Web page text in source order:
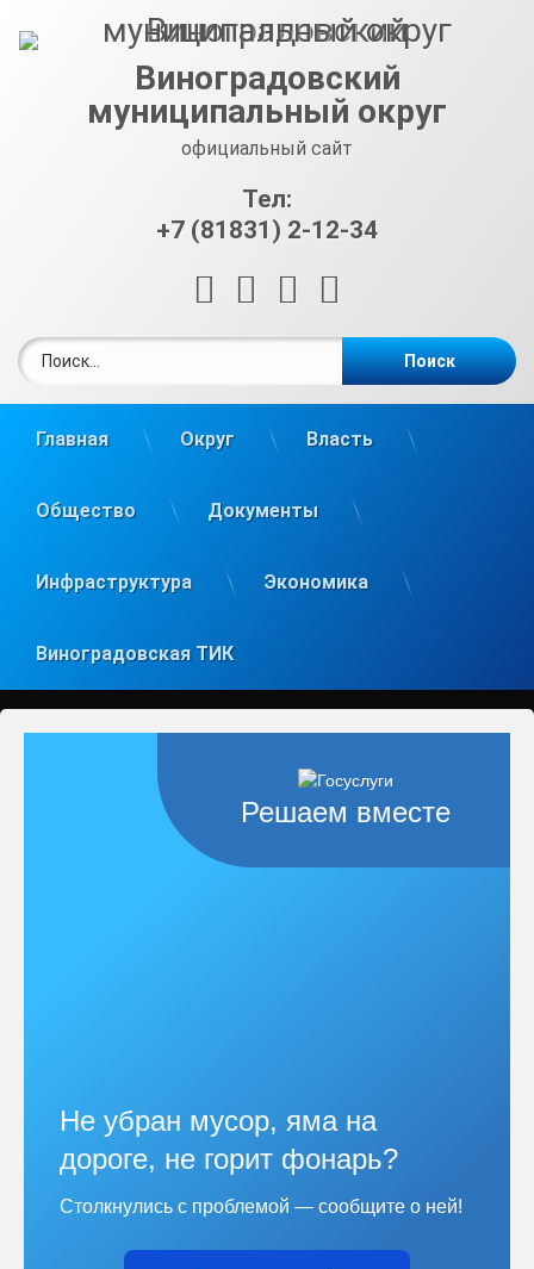
Виноградовский
муниципальный округ
официальный сайт
Тел:
+7 (81831) 2-12-34
RSS E-mailВКонтакте
Главная Округ Власть
Общество Документы
Инфраструктура Экономика
Виноградовская ТИК
Решаем вместе
Не убран мусор, яма на
дороге, не горит фонарь?
Столкнулись с проблемой — сообщите о ней!